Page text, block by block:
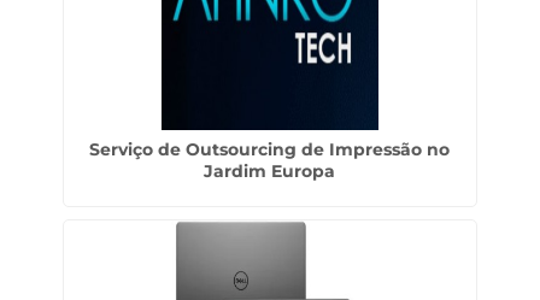
Serviço de Outsourcing de Impressão no
Jardim Europa